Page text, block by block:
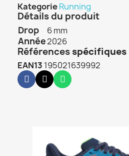
KategorieRunning
Détails du produit
Drop 6 mm
Année2026
Références spécifiques
EAN13 195021639992